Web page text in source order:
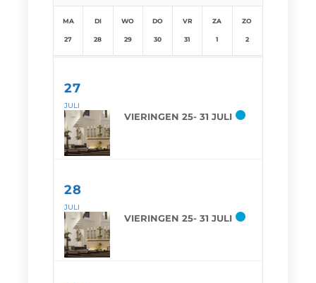
MA
27
DI
28
WO
29
DO
30
VR
31
ZA
1
ZO
2
27
JULI
VIERINGEN 25- 31 JULI
28
JULI
VIERINGEN 25- 31 JULI